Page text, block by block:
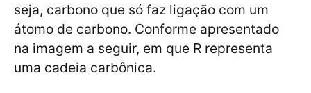
seja, carbono que só faz ligação com um
átomo de carbono. Conforme apresentado
na imagem a seguir, em que R representa
uma cadeia carbônica.